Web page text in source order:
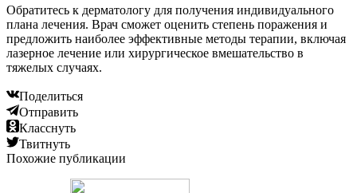
Обратитесь к дерматологу для получения индивидуального
плана лечения. Врач сможет оценить степень поражения и
предложить наиболее эффективные методы терапии, включая
лазерное лечение или хирургическое вмешательство в
тяжелых случаях.
Поделиться
Отправить
Класснуть
Твитнуть
Похожие публикации